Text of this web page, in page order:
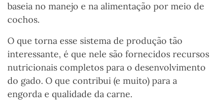
baseia no manejo e na alimentação por meio de
cochos.
O que torna esse sistema de produção tão
interessante, é que nele são fornecidos recursos
nutricionais completos para o desenvolvimento
do gado. O que contribui (e muito) para a
engorda e qualidade da carne.